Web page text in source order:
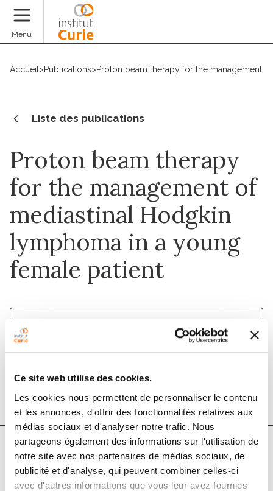
Ce site web utilise des cookies.
Les cookies nous permettent de personnaliser le contenu
et les annonces, d'offrir des fonctionnalités relatives aux
médias sociaux et d'analyser notre trafic. Nous
partageons également des informations sur l'utilisation de
notre site avec nos partenaires de médias sociaux, de
publicité et d'analyse, qui peuvent combiner celles-ci
avec d'autres informations que vous leur avez fournies
Menu
Accueil >Publications>Proton beam therapy for the management
Liste des publications
Proton beam therapy
for the management of
mediastinal Hodgkin
lymphoma in a young
female patient
1 mai 2018
Cancer/Radiothérapie
DOI :10.1016/j.canrad.2017.09.009
Auteurs